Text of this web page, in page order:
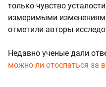
только чувство
измеримыми
отметили авторы
Недавно ученые дали
можно ли отоспаться за